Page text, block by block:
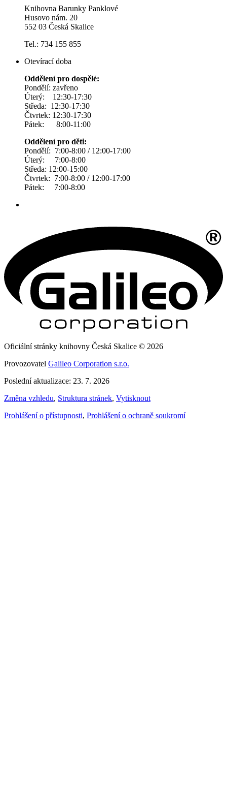
Knihovna Barunky Panklové
Husovo nám. 20
552 03 Česká Skalice
Tel.: 734 155 855
Otevírací doba
Oddělení pro dospělé:
Pondělí: zavřeno
Úterý: 12:30-17:30
Středa: 12:30-17:30
Čtvrtek: 12:30-17:30
Pátek: 8:00-11:00
Oddělení pro děti:
Pondělí: 7:00-8:00 / 12:00-17:00
Úterý: 7:00-8:00
Středa: 12:00-15:00
Čtvrtek: 7:00-8:00 / 12:00-17:00
Pátek: 7:00-8:00
Oficiální stránky knihovny Česká Skalice © 2026
Provozovatel Galileo Corporation s.r.o.
Poslední aktualizace: 23. 7. 2026
Změna vzhledu, Struktura stránek, Vytisknout
Prohlášení o přístupnosti, Prohlášení o ochraně soukromí